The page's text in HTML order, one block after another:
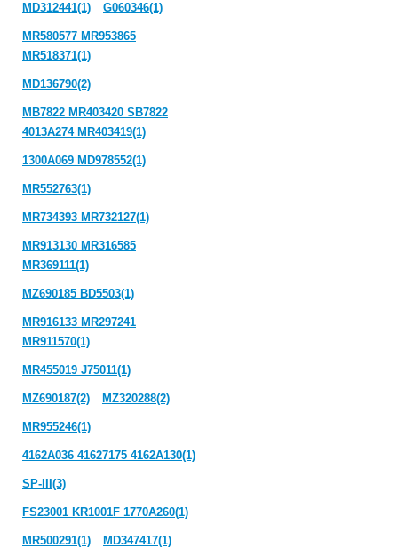
MD312441(1) G060346(1)
MR580577 MR953865
MR518371(1)
MD136790(2)
MB7822 MR403420 SB7822
4013A274 MR403419(1)
1300A069 MD978552(1)
MR552763(1)
MR734393 MR732127(1)
MR913130 MR316585
MR369111(1)
MZ690185 BD5503(1)
MR916133 MR297241
MR911570(1)
MR455019 J75011(1)
MZ690187(2) MZ320288(2)
MR955246(1)
4162A036 41627175 4162A130(1)
SP-III(3)
FS23001 KR1001F 1770A260(1)
MR500291(1) MD347417(1)